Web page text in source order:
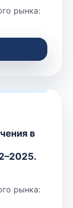
рынка:
в
рынка: